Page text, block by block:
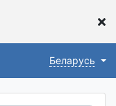
Беларусь